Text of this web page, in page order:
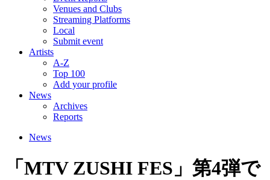
Venues and Clubs
Streaming Platforms
Local
Submit event
Artists
A-Z
Top 100
Add your profile
News
Archives
Reports
News
「MTV ZUSHI FES」第4弾で